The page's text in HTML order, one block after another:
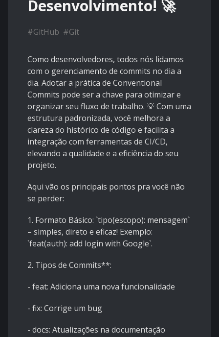
Desenvolvimento! 🚀
#GitHub #Git
Como desenvolvedores, todos nós lidamos
com o gerenciamento de commits no dia a
dia. Adotar a prática de Conventional
Commits pode ser a chave para otimizar e
organizar seu fluxo de trabalho. 💡 Com uma
estrutura padronizada, você melhora a
clareza do histórico de código e facilita a
integração com ferramentas de CI/CD,
elevando a qualidade e a eficiência do seu
projeto.
Aqui vão os principais pontos pra você não
se perder:
1. Formato Básico: `tipo(escopo): mensagem`
– simples, direto e eficaz! Exemplo:
`feat(auth): add login with Google`.
2. Tipos de Commits**:
- feat: Adiciona uma nova funcionalidade
- fix: Corrige um bug
- docs: Atualizações na documentação